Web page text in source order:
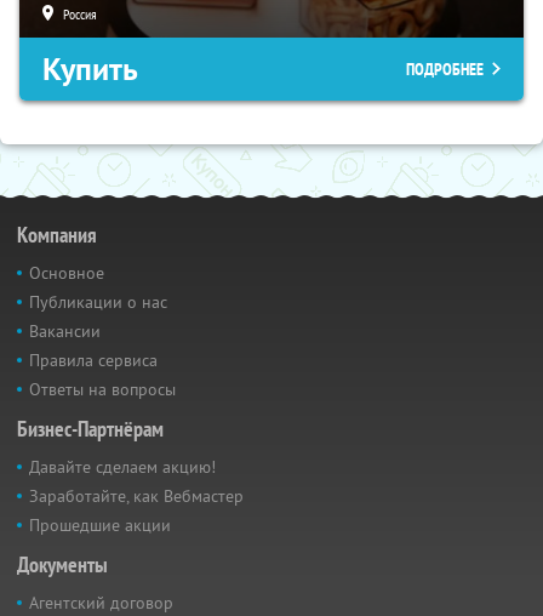
Россия
Купить ПОДРОБНЕЕ
Компания
Основное
Публикации о нас
Вакансии
Правила сервиса
Ответы на вопросы
Бизнес-Партнёрам
Давайте сделаем акцию!
Заработайте, как Вебмастер
Прошедшие акции
Документы
Агентский договор